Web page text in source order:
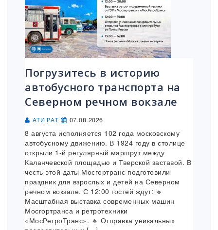
Погрузитесь в историю
автобусного транспорта на
Северном речном вокзале
АТИ РАТ 07.08.2026
8 августа исполняется 102 года московскому
автобусному движению. В 1924 году в столице
открыли 1-й регулярный маршрут между
Каланчевской площадью и Тверской заставой. В
честь этой даты Мосгортранс подготовили
праздник для взрослых и детей на Северном
речном вокзале. С 12:00 гостей ждут: 🔹
Масштабная выставка современных машин
Мосгортранса и ретротехники
«МосРетроТранс». 🔹 Отправка уникальных